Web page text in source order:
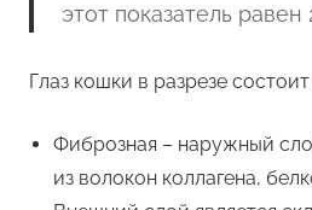
этот показатель равен
Глаз кошки в разрезе
Фиброзная – наружный
из волокон коллагена,